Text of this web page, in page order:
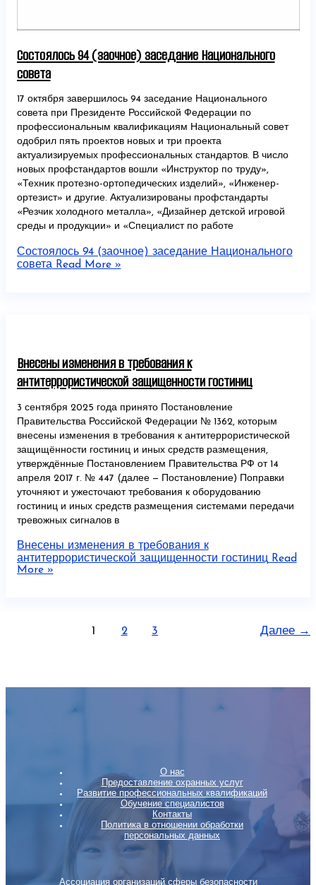
Состоялось 94 (заочное) заседание Национального
совета
17 октября завершилось 94 заседание Национального
совета при Президенте Российской Федерации по
профессиональным квалификациям Национальный совет
одобрил пять проектов новых и три проекта
актуализируемых профессиональных стандартов. В число
новых профстандартов вошли «Инструктор по труду»,
«Техник протезно-ортопедических изделий», «Инженер-
ортезист» и другие. Актуализированы профстандарты
«Резчик холодного металла», «Дизайнер детской игровой
среды и продукции» и «Специалист по работе
Состоялось 94 (заочное) заседание Национального
советаRead More »
Внесены изменения в требования к
антитеррористической защищенности гостиниц
3 сентября 2025 года принято Постановление
Правительства Российской Федерации № 1362, которым
внесены изменения в требования к антитеррористической
защищённости гостиниц и иных средств размещения,
утверждённые Постановлением Правительства РФ от 14
апреля 2017 г. № 447 (далее — Постановление) Поправки
уточняют и ужесточают требования к оборудованию
гостиниц и иных средств размещения системами передачи
тревожных сигналов в
Внесены изменения в требования к
антитеррористической защищенности гостиницRead
More »
1 2 3 Далее →
О нас
Предоставление охранных услуг
Развитие профессиональных квалификаций
Обучение специалистов
Контакты
Политика в отношении обработки
персональных данных
Ассоциация организаций сферы безопасности